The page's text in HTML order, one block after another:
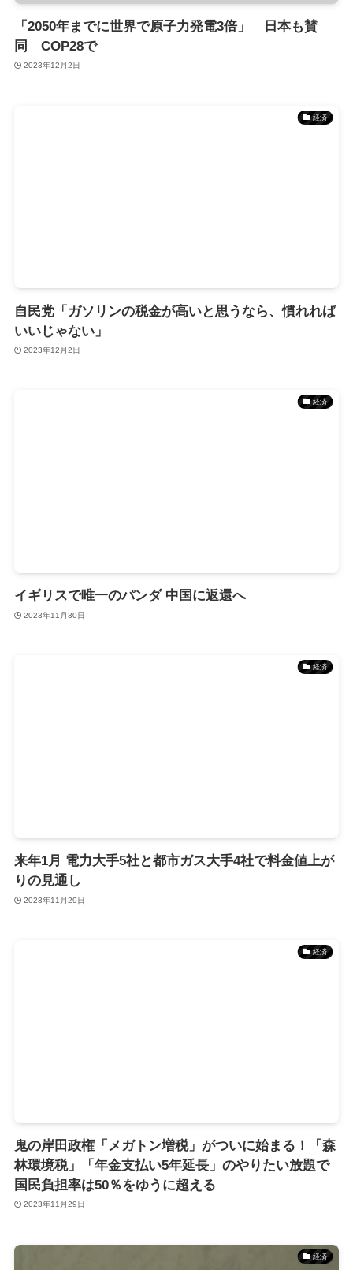
「2050年までに世界で原子力発電3倍」 日本も賛
同 COP28で
2023年12月2日
経済
自民党「ガソリンの税金が高いと思うなら、慣れれば
いいじゃない」
2023年12月2日
経済
イギリスで唯一のパンダ 中国に返還へ
2023年11月30日
経済
来年1月 電力大手5社と都市ガス大手4社で料金値上が
りの見通し
2023年11月29日
経済
鬼の岸田政権「メガトン増税」がついに始まる！「森
林環境税」「年金支払い5年延長」のやりたい放題で
国民負担率は50％をゆうに超える
2023年11月29日
経済